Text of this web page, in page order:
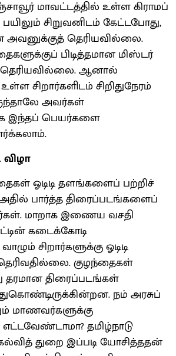
மாவட்டத்தில் உள்ள கிராமப்
சிறுவனிடம் கேட்டபோது,
அவனுக்குத் தெரியவில்லை.
பிடித்தமான மிஸ்டர்
ஆனால்
சிறார்களிடம் சிறிதுநேரம்
அவர்கள்
இந்தப் பெயர்களை
விழா
ஓடிடி தளங்களைப் பற்றிச்
பார்த்த திரைப்படங்களைப்
மாறாக இணைய வசதி
கடைக்கோடி
சிறார்களுக்கு ஓடிடி
குழந்தைகள்
தரமான திரைப்படங்கள்
நம் அரசுப்
மாணவர்களுக்கு
தமிழ்நாடு
துறை இப்படி யோசித்ததன்